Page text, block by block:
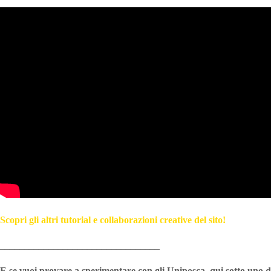
Scopri gli altri tutorial e collaborazioni creative del sito!